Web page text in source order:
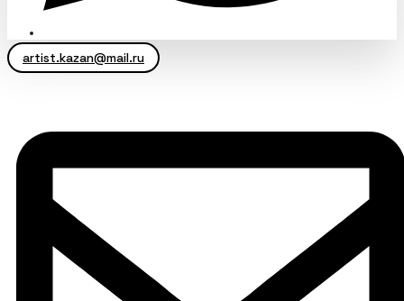
artist.kazan@mail.ru